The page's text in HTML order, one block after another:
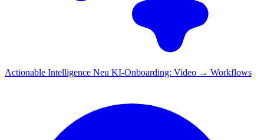
Actionable Intelligence Neu KI-Onboarding: Video → Workflows